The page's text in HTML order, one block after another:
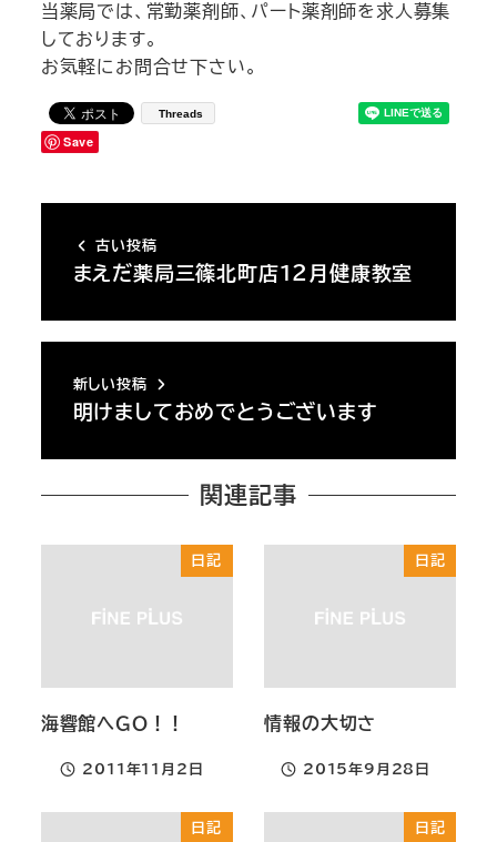
当薬局では、常勤薬剤師、パート薬剤師を求人募集
しております。
お気軽にお問合せ下さい。
Threads
Save
古い投稿
まえだ薬局三篠北町店１２月健康教室
新しい投稿
明けましておめでとうございます
関連記事
日記
海響館へＧＯ！！
投稿日
2011年11月2日
日記
情報の大切さ
投稿日
2015年9月28日
日記 日記